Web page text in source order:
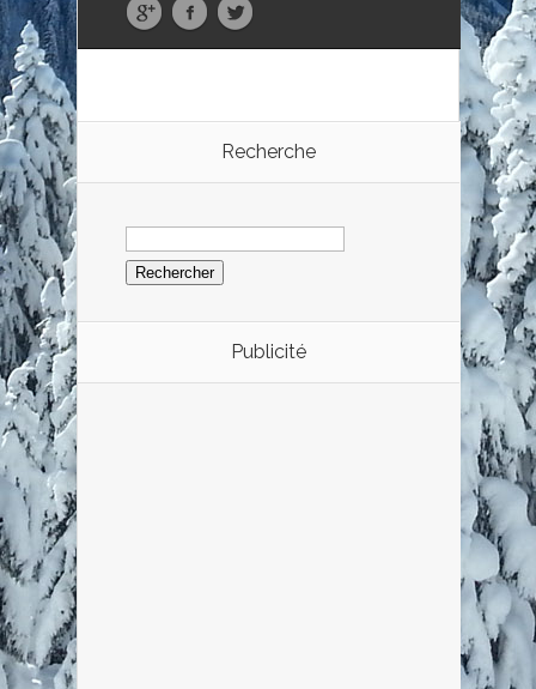
Recherche
Rechercher :
Publicité